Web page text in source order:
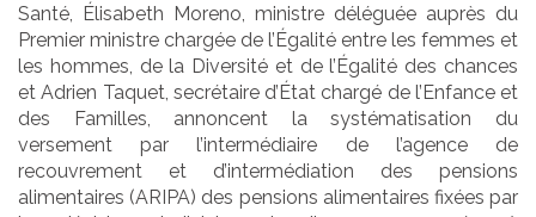
Santé, Élisabeth Moreno, ministre déléguée auprès du
Premier ministre chargée de l’Égalité entre les femmes et
les hommes, de la Diversité et de l’Égalité des chances
et Adrien Taquet, secrétaire d’État chargé de l’Enfance et
des Familles, annoncent la systématisation du
versement par l’intermédiaire de l’agence de
recouvrement et d’intermédiation des pensions
alimentaires (ARIPA) des pensions alimentaires fixées par